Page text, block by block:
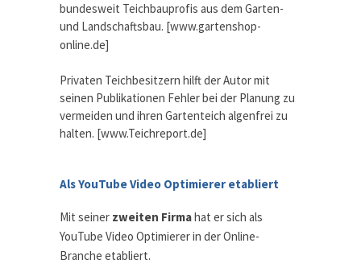
bundesweit Teichbauprofis aus dem Garten-
und Landschaftsbau. [www.gartenshop-
online.de]
Privaten Teichbesitzern hilft der Autor mit
seinen Publikationen Fehler bei der Planung zu
vermeiden und ihren Gartenteich algenfrei zu
halten. [www.Teichreport.de]
Als YouTube Video Optimierer etabliert
Mit seiner zweiten Firmahat er sich als
YouTube Video Optimierer in der Online-
Branche etabliert.